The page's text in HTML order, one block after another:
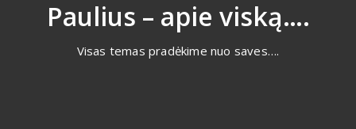
Paulius – apie viską….
Visas temas pradėkime nuo saves….